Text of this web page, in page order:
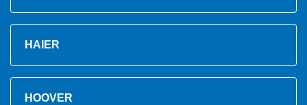
HAIER
HOOVER